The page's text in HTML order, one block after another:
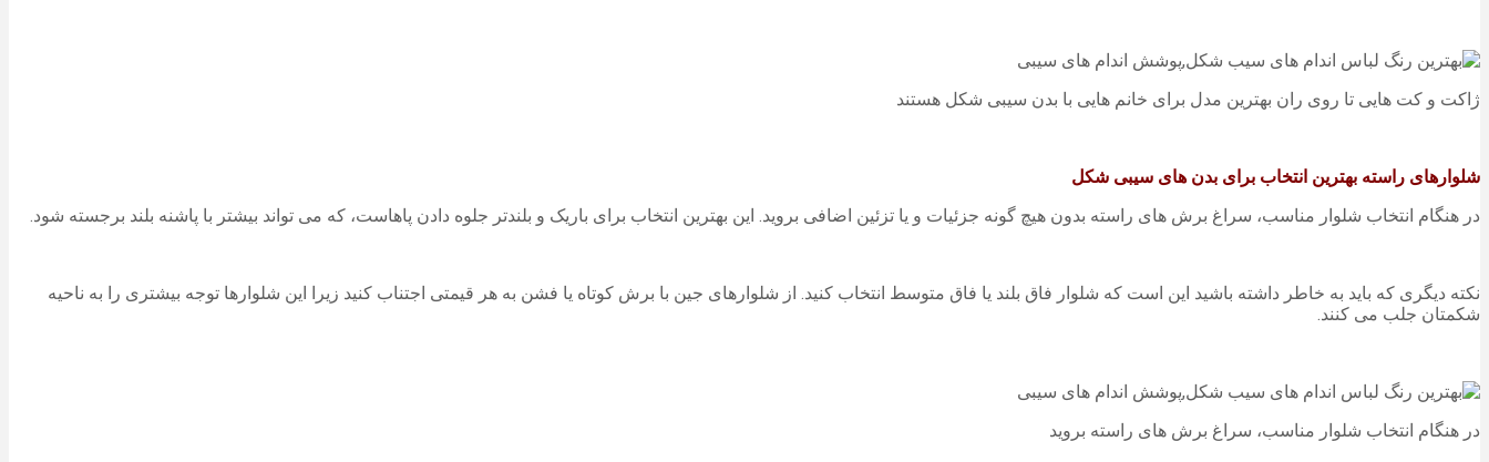
ژاکت و کت هایی تا روی ران بهترین مدل برای خانم هایی با بدن سیبی شکل هستند
شلوارهای راسته بهترین انتخاب برای بدن های سیبی شکل
در هنگام انتخاب شلوار مناسب، سراغ برش های راسته بدون هیچ گونه جزئیات و یا تزئین اضافی بروید. این بهترین انتخاب برای باریک و بلندتر جلوه دادن پاهاست، که می تواند بیشتر با پاشنه بلند برجسته شود.
نکته دیگری که باید به خاطر داشته باشید این است که شلوار فاق بلند یا فاق متوسط انتخاب کنید. از شلوارهای جین با برش کوتاه یا فشن به هر قیمتی اجتناب کنید زیرا این شلوارها توجه بیشتری را به ناحیه
شکمتان جلب می کنند.
در هنگام انتخاب شلوار مناسب، سراغ برش های راسته بروید